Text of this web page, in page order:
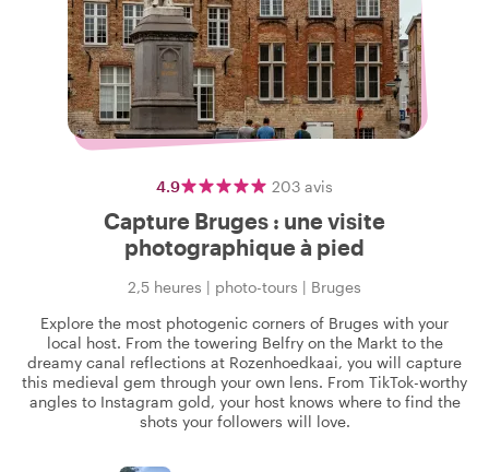
4.9 203 avis
Capture Bruges : une visite
photographique à pied
2,5 heures | photo-tours | Bruges
Explore the most photogenic corners of Bruges with your
local host. From the towering Belfry on the Markt to the
dreamy canal reflections at Rozenhoedkaai, you will capture
this medieval gem through your own lens. From TikTok-worthy
angles to Instagram gold, your host knows where to find the
shots your followers will love.